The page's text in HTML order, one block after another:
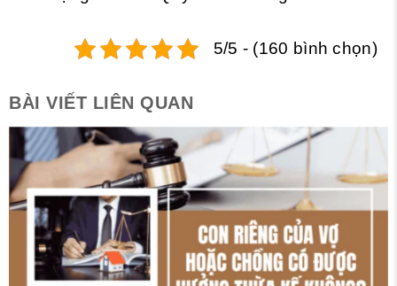
5/5 - (160 bình chọn)
BÀI VIẾT LIÊN QUAN